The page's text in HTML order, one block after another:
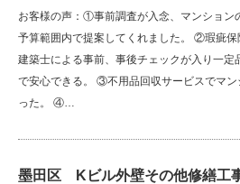
お客様の声：①事前調査が入念、マンション
予算範囲内で提案してくれました。 ②瑕疵保
建築士による事前、事後チェックが入り一定
で安心できる。 ③不用品回収サービスでマ
った。 ④…
墨田区 Kビル外壁その他修繕工